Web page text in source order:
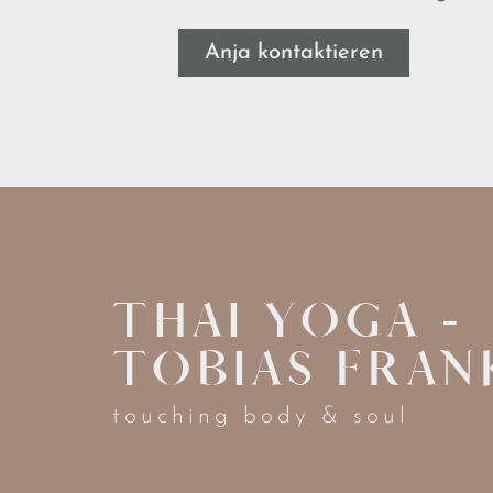
Anja kontaktieren
THAI YOGA -
TOBIAS
touching body & soul